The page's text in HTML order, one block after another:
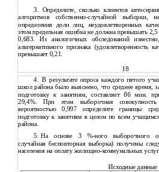
3. Определите, сколько клиентов
алгоритмов собственно-случайной выборки,
определения доли лиц, неудовлетворенных
этом предельная ошибка не должна превышать 2,5
0,683. Из аналогичных обследований
альтернативного признака (удовлетворенность
превышает 0,21.
18
4. В результате опроса каждого пятого
школ района было выяснено, что среднее время,
подготовку к занятиям, составляет 86 мин.
29,4%. При этом выборочная
вероятностью 0,997 определите границы
подготовку к занятиям в целом по всем
района.
5. На основе 3 %-ного выборочного
случайная бесповторная выборка) получены
населения на оплату жилищно-коммунальных
Исходные данные